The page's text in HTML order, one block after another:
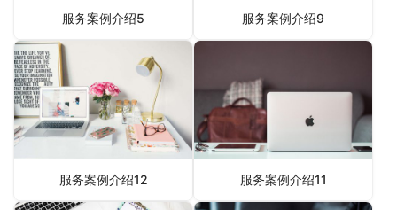
服务案例介绍5 服务案例介绍9
服务案例介绍12 服务案例介绍11